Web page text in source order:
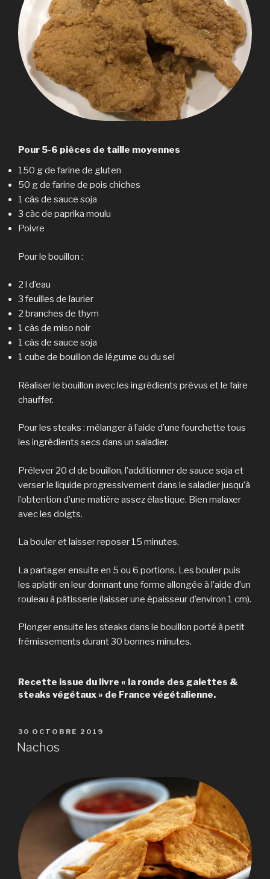
Pour 5-6 pièces de taille moyennes
150 g de farine de gluten
50 g de farine de pois chiches
1 càs de sauce soja
3 càc de paprika moulu
Poivre
Pour le bouillon :
2 l d’eau
3 feuilles de laurier
2 branches de thym
1 càs de miso noir
1 càs de sauce soja
1 cube de bouillon de légume ou du sel
Réaliser le bouillon avec les ingrédients prévus et le faire
chauffer.
Pour les steaks : mélanger à l’aide d’une fourchette tous
les ingrédients secs dans un saladier.
Prélever 20 cl de bouillon, l’additionner de sauce soja et
verser le liquide progressivement dans le saladier jusqu’à
l’obtention d’une matière assez élastique. Bien malaxer
avec les doigts.
La bouler et laisser reposer 15 minutes.
La partager ensuite en 5 ou 6 portions. Les bouler puis
les aplatir en leur donnant une forme allongée à l’aide d’un
rouleau à pâtisserie (laisser une épaisseur d’environ 1 cm).
Plonger ensuite les steaks dans le bouillon porté à petit
frémissements durant 30 bonnes minutes.
Recette issue du livre « la ronde des galettes &
steaks végétaux » de France végétalienne.
PUBLIÉ
LE
30 OCTOBRE 2019
Nachos